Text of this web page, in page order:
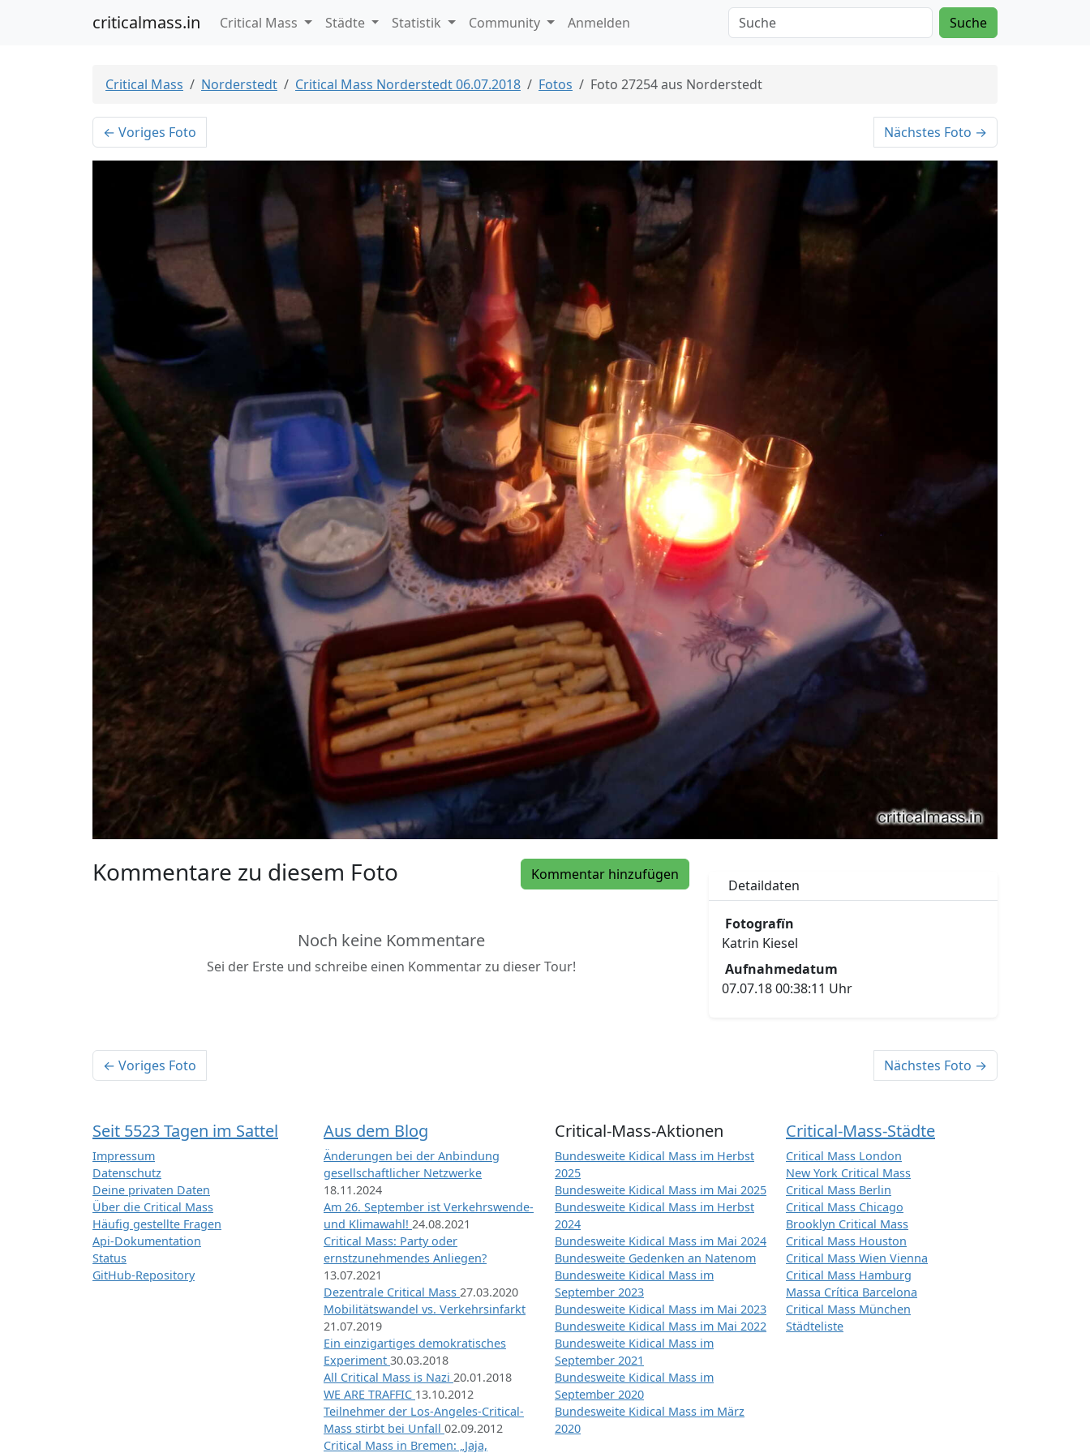
criticalmass.in Critical Mass Städte Statistik Community Anmelden Suche
Critical Mass Norderstedt Critical Mass Norderstedt 06.07.2018 Fotos Foto 27254 aus Norderstedt
← Voriges Foto Nächstes Foto →
Kommentar hinzufügen
Kommentare zu diesem Foto
Noch keine Kommentare
Sei der Erste und schreibe einen Kommentar zu dieser Tour!
Detaildaten
Fotografïn
Katrin Kiesel
Aufnahmedatum
07.07.18 00:38:11 Uhr
← Voriges Foto Nächstes Foto →
Seit 5523 Tagen im Sattel
Impressum
Datenschutz
Deine privaten Daten
Über die Critical Mass
Häufig gestellte Fragen
Api-Dokumentation
Status
GitHub-Repository
Aus dem Blog
Änderungen bei der Anbindung
gesellschaftlicher Netzwerke
18.11.2024
Am 26. September ist Verkehrswende-
und Klimawahl! 24.08.2021
Critical Mass: Party oder
ernstzunehmendes Anliegen?
13.07.2021
Dezentrale Critical Mass 27.03.2020
Mobilitätswandel vs. Verkehrsinfarkt
21.07.2019
Ein einzigartiges demokratisches
Experiment 30.03.2018
All Critical Mass is Nazi 20.01.2018
WE ARE TRAFFIC 13.10.2012
Teilnehmer der Los-Angeles-Critical-
Mass stirbt bei Unfall 02.09.2012
Critical Mass in Bremen: „Jaja,
Critical-Mass-Aktionen
Bundesweite Kidical Mass im Herbst
2025
Bundesweite Kidical Mass im Mai 2025
Bundesweite Kidical Mass im Herbst
2024
Bundesweite Kidical Mass im Mai 2024
Bundesweite Gedenken an Natenom
Bundesweite Kidical Mass im
September 2023
Bundesweite Kidical Mass im Mai 2023
Bundesweite Kidical Mass im Mai 2022
Bundesweite Kidical Mass im
September 2021
Bundesweite Kidical Mass im
September 2020
Bundesweite Kidical Mass im März
2020
Critical-Mass-Städte
Critical Mass London
New York Critical Mass
Critical Mass Berlin
Critical Mass Chicago
Brooklyn Critical Mass
Critical Mass Houston
Critical Mass Wien Vienna
Critical Mass Hamburg
Massa Crítica Barcelona
Critical Mass München
Städteliste